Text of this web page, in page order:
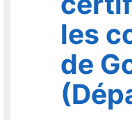
les
de